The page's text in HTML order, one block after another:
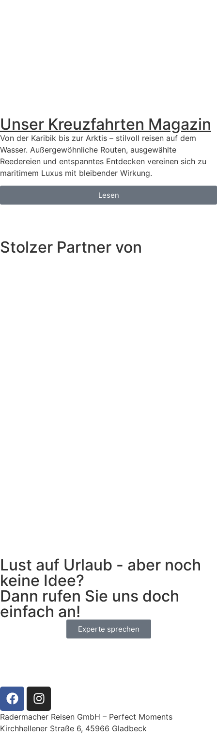
Unser Kreuzfahrten Magazin
Von der Karibik bis zur Arktis – stilvoll reisen auf dem
Wasser. Außergewöhnliche Routen, ausgewählte
Reedereien und entspanntes Entdecken vereinen sich zu
maritimem Luxus mit bleibender Wirkung.
Lesen
Stolzer Partner von
Lust auf Urlaub - aber noch
keine Idee?
Dann rufen Sie uns doch
einfach an!
Experte sprechen
Radermacher Reisen GmbH – Perfect Moments
Kirchhellener Straße 6, 45966 Gladbeck